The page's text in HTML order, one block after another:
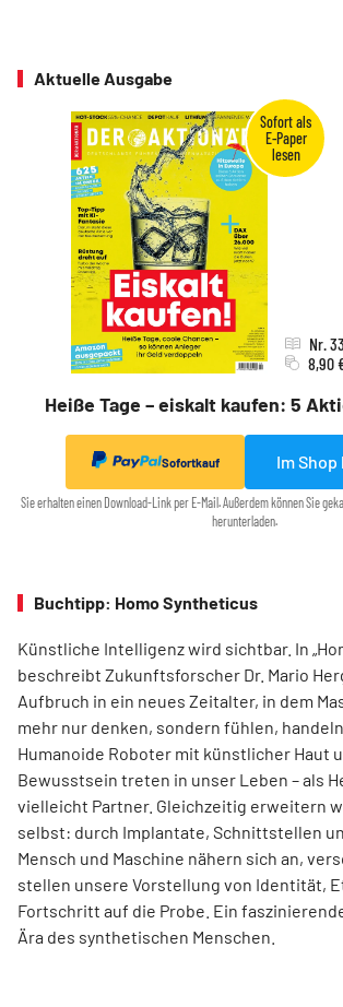
Aktuelle Ausgabe
Heiße Tage – eiskalt kaufen: 5
Nr.
8,90
Sofortkauf Im Shop
Sie erhalten einen Download-Link per E-Mail. Außerdem können Sie
herunterladen.
Buchtipp: Homo Syntheticus
Künstliche Intelligenz wird sichtbar. In
beschreibt Zukunftsforscher Dr. Mario
Aufbruch in ein neues Zeitalter, in dem
mehr nur denken, sondern fühlen,
Humanoide Roboter mit künstlicher Haut
Bewusstsein treten in unser Leben – als
vielleicht Partner. Gleichzeitig erweitern
selbst: durch Implantate, Schnittstellen
Mensch und Maschine nähern sich an,
stellen unsere Vorstellung von Identität,
Fortschritt auf die Probe. Ein
Ära des synthetischen Menschen.